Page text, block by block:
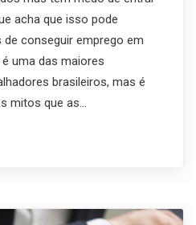
acha que isso pode
conseguir emprego em
uma das maiores
brasileiros, mas é
mitos que as…